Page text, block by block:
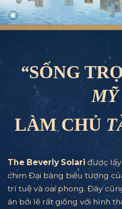
“SỐNG
MỸ
LÀM CHỦ
The Beverly Solari được
chim Đại bàng biểu tượng
trí tuệ và oai phong. Đây
án bởi lẽ rất giống với hình